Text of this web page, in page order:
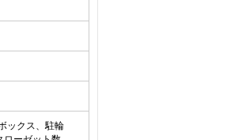
ックス、駐輪